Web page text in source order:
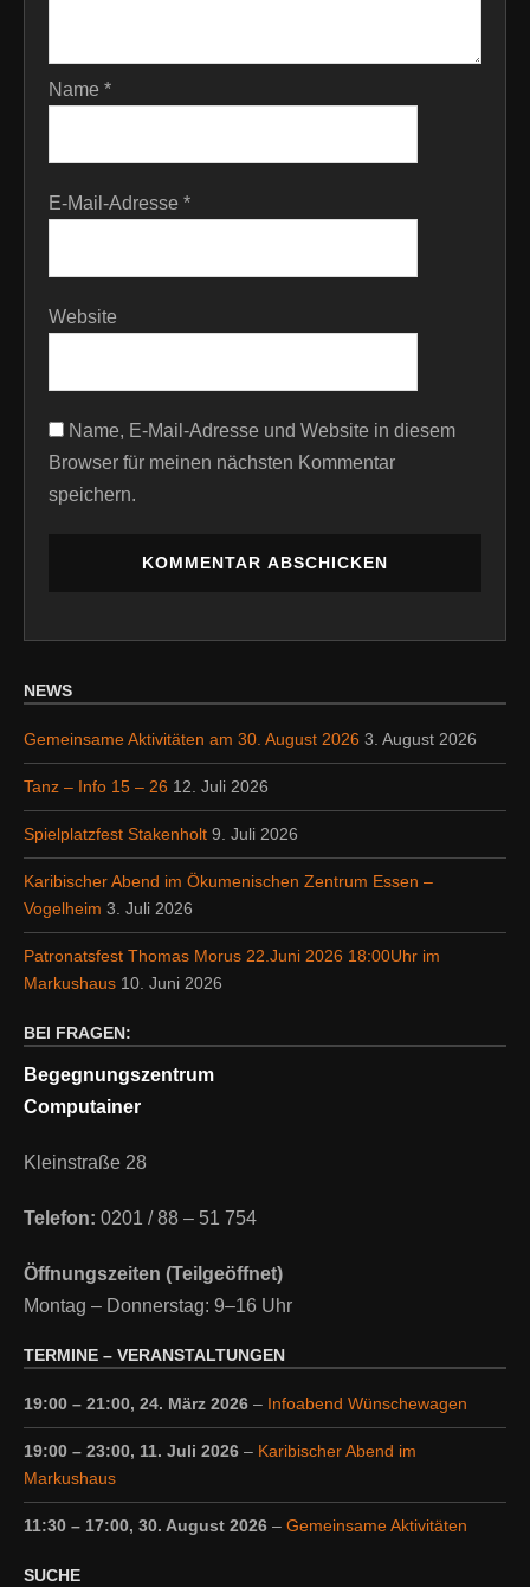
Name *
E-Mail-Adresse *
Website
Name, E-Mail-Adresse und Website in diesem
Browser für meinen nächsten Kommentar
speichern.
NEWS
Gemeinsame Aktivitäten am 30. August 2026 3. August 2026
Tanz – Info 15 – 26 12. Juli 2026
Spielplatzfest Stakenholt 9. Juli 2026
Karibischer Abend im Ökumenischen Zentrum Essen –
Vogelheim 3. Juli 2026
Patronatsfest Thomas Morus 22.Juni 2026 18:00Uhr im
Markushaus 10. Juni 2026
BEI FRAGEN:
Begegnungszentrum
Computainer
Kleinstraße 28
Telefon: 0201 / 88 – 51 754
Öffnungszeiten (Teilgeöffnet)
Montag – Donnerstag: 9–16 Uhr
TERMINE – VERANSTALTUNGEN
19:00 – 21:00, 24. März 2026 – Infoabend Wünschewagen
19:00 – 23:00, 11. Juli 2026 – Karibischer Abend im
Markushaus
11:30 – 17:00, 30. August 2026 – Gemeinsame Aktivitäten
SUCHE